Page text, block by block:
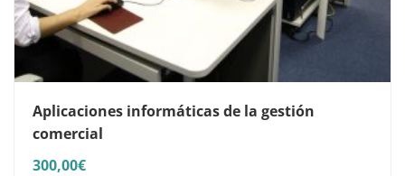
Aplicaciones informáticas de la gestión
comercial
300,00€